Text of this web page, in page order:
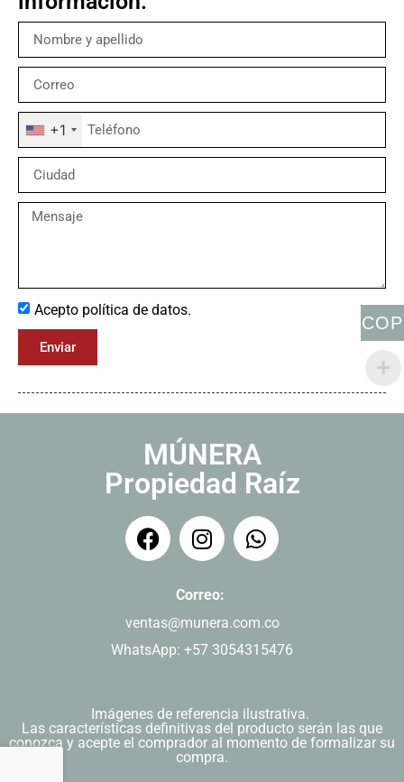
+1
Acepto política de datos.
Enviar
MÚNERA
Propiedad Raíz
Correo:
ventas@munera.com.co
WhatsApp: +57 3054315476
Imágenes de referencia ilustrativa.
Las características definitivas del producto serán las que
conozca y acepte el comprador al momento de formalizar su
compra.
COP